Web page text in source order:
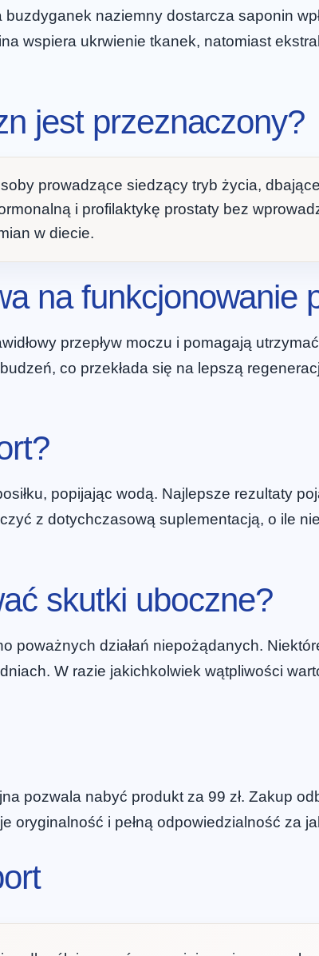
naziemny dostarcza saponin
wspiera ukrwienie tkanek, natomiast
jest przeznaczony?
prowadzące siedzący tryb życia,
i profilaktykę prostaty bez
w diecie.
na funkcjonowanie
przepływ moczu i pomagają
co przekłada się na lepszą
popijając wodą. Najlepsze rezultaty
z dotychczasową suplementacją, o ile
skutki uboczne?
poważnych działań niepożądanych.
W razie jakichkolwiek wątpliwości
pozwala nabyć produkt za 99 zł. Zakup
oryginalność i pełną odpowiedzialność za